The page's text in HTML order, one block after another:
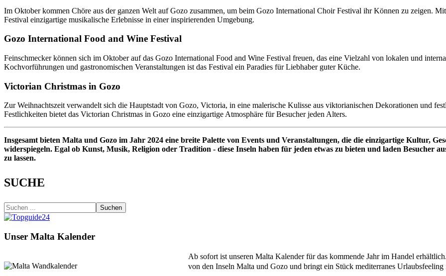
Im Oktober kommen Chöre aus der ganzen Welt auf Gozo zusammen, um beim Gozo International Choir Festival ihr Können zu zeigen.
Festival einzigartige musikalische Erlebnisse in einer inspirierenden Umgebung.
Gozo International Food and Wine Festival
Feinschmecker können sich im Oktober auf das Gozo International Food and Wine Festival freuen, das eine Vielzahl von lokalen und
Kochvorführungen und gastronomischen Veranstaltungen ist das Festival ein Paradies für Liebhaber guter Küche.
Victorian Christmas in Gozo
Zur Weihnachtszeit verwandelt sich die Hauptstadt von Gozo, Victoria, in eine malerische Kulisse aus viktorianischen Dekorationen und
Festlichkeiten bietet das Victorian Christmas in Gozo eine einzigartige Atmosphäre für Besucher jeden Alters.
Insgesamt bieten Malta und Gozo im Jahr 2024 eine breite Palette von Events und Veranstaltungen, die die einzigartige Kultur,
widerspiegeln. Egal ob Kunst, Musik, Religion oder Tradition - diese Inseln haben für jeden etwas zu bieten und laden Besucher
zu lassen.
SUCHE
Suchen
Unser Malta Kalender
Ab sofort ist unseren Malta Kalender für das kommende Jahr im Handel
von den Inseln Malta und Gozo und bringt ein Stück mediterranes